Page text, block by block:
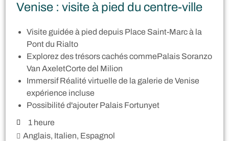
Venise : visite à pied du centre-ville
Visite guidée à pied depuis Place Saint-Marc à la
Pont du Rialto
Explorez des trésors cachés commePalais Soranzo
Van AxeletCorte del Milion
Immersif Réalité virtuelle de la galerie de Venise
expérience incluse
Possibilité d'ajouter Palais Fortunyet
1 heure
Anglais, Italien, Espagnol